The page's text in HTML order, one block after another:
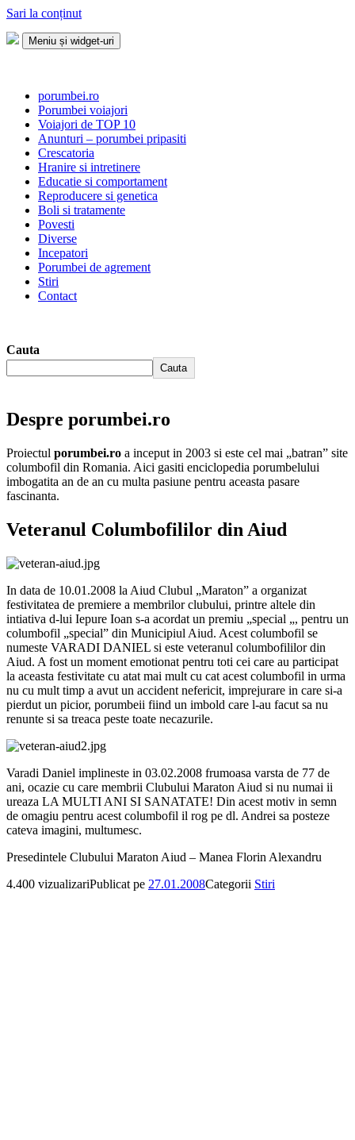
Sari la conținut
Meniu și widget-uri
porumbei.ro
Porumbei voiajori
Voiajori de TOP 10
Anunturi – porumbei pripasiti
Crescatoria
Hranire si intretinere
Educatie si comportament
Reproducere si genetica
Boli si tratamente
Povesti
Diverse
Incepatori
Porumbei de agrement
Stiri
Contact
Cauta
Cauta
Despre porumbei.ro
Proiectul porumbei.ro a inceput in 2003 si este cel mai „batran” site
columbofil din Romania. Aici gasiti enciclopedia porumbelului
imbogatita an de an cu multa pasiune pentru aceasta pasare
fascinanta.
Veteranul Columbofililor din Aiud
In data de 10.01.2008 la Aiud Clubul „Maraton” a organizat
festivitatea de premiere a membrilor clubului, printre altele din
intiativa d-lui Iepure Ioan s-a acordat un premiu „special „, pentru un
columbofil „special” din Municipiul Aiud. Acest columbofil se
numeste VARADI DANIEL si este veteranul columbofililor din
Aiud. A fost un moment emotionat pentru toti cei care au participat
la aceasta festivitate cu atat mai mult cu cat acest columbofil in urma
nu cu mult timp a avut un accident nefericit, imprejurare in care si-a
pierdut un picior, porumbeii fiind un imbold care l-au facut sa nu
renunte si sa treaca peste toate necazurile.
Varadi Daniel implineste in 03.02.2008 frumoasa varsta de 77 de
ani, ocazie cu care membrii Clubului Maraton Aiud si nu numai ii
ureaza LA MULTI ANI SI SANATATE! Din acest motiv in semn
de omagiu pentru acest columbofil il rog pe dl. Andrei sa posteze
cateva imagini, multumesc.
Presedintele Clubului Maraton Aiud – Manea Florin Alexandru
4.400 vizualizariPublicat pe 27.01.2008Categorii Stiri